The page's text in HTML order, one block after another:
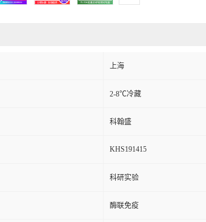
上海
2-8℃冷藏
科翰盛
KHS191415
科研实验
酶联免疫